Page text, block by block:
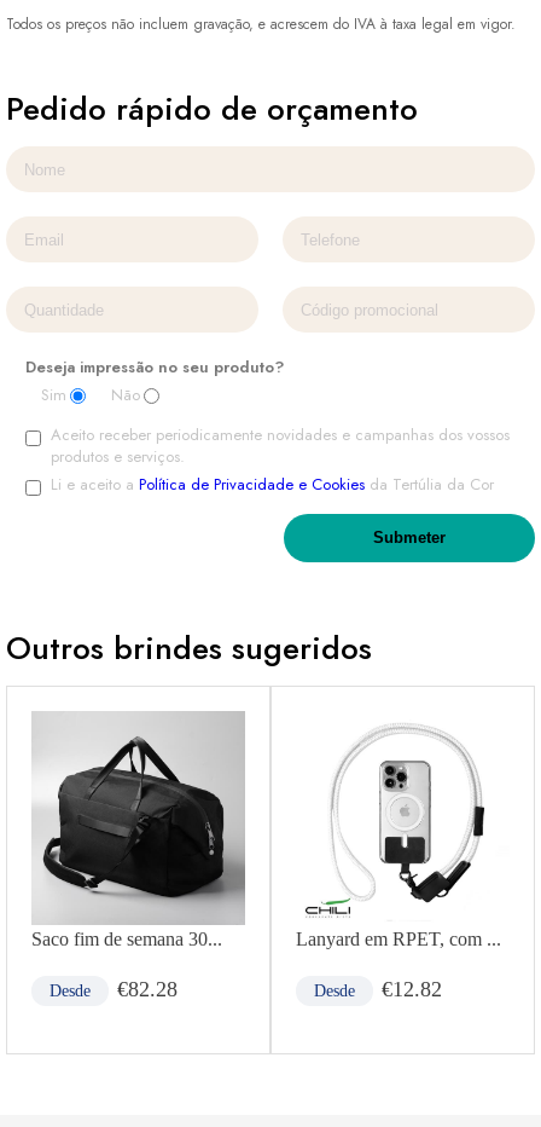
Todos os preços não incluem gravação, e acrescem do IVA à taxa legal em vigor.
Pedido rápido de orçamento
Deseja impressão no seu produto?
Sim
Não
Aceito receber periodicamente novidades e campanhas dos vossos
produtos e serviços.
Li e aceito a Política de Privacidade e Cookies da Tertúlia da Cor
Outros brindes sugeridos
Saco fim de semana 30...
Desde €82.28
Lanyard em RPET, com ...
Desde €12.82